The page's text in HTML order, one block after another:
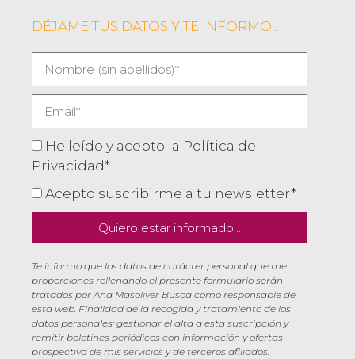
DÉJAME TUS DATOS Y TE INFORMO...
He leído y acepto la Política de
Privacidad*
Acepto suscribirme a tu newsletter*
Quiero estar informado...
Te informo que los datos de carácter personal que me
proporciones rellenando el presente formulario serán
tratados por Ana Masoliver Busca como responsable de
esta web. Finalidad de la recogida y tratamiento de los
datos personales: gestionar el alta a esta suscripción y
remitir boletines periódicos con información y ofertas
prospectiva de mis servicios y de terceros afiliados.